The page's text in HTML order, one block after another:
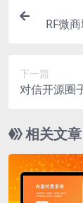
RF微
下一篇
对信开源圈
相关文章